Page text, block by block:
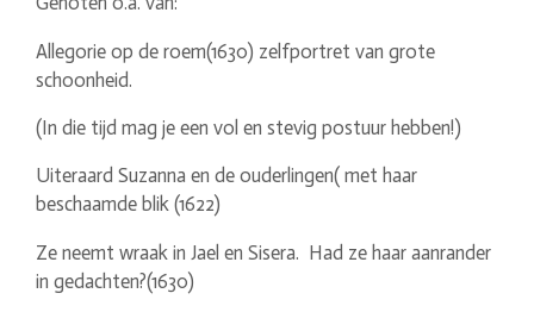
Allegorie op de roem(1630) zelfportret van grote
schoonheid.
(In die tijd mag je een vol en stevig postuur hebben!)
Uiteraard Suzanna en de ouderlingen( met haar
beschaamde blik (1622)
Ze neemt wraak in Jael en Sisera. Had ze haar aanrander
in gedachten?(1630)